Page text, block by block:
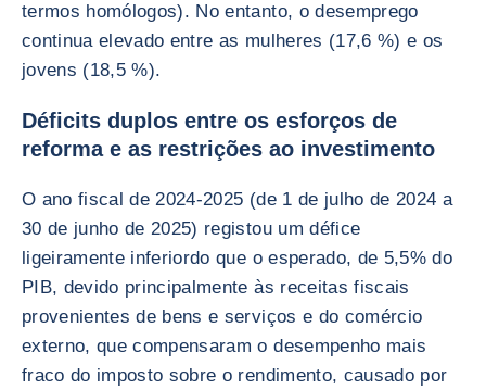
termos homólogos). No entanto, o desemprego
continua elevado entre as mulheres (17,6 %) e os
jovens (18,5 %).
Déficits duplos entre os esforços de
reforma e as restrições ao investimento
O ano fiscal de 2024-2025 (de 1 de julho de 2024 a
30 de junho de 2025) registou um défice
ligeiramente inferiordo que o esperado, de 5,5% do
PIB, devido principalmente às receitas fiscais
provenientes de bens e serviços e do comércio
externo, que compensaram o desempenho mais
fraco do imposto sobre o rendimento, causado por